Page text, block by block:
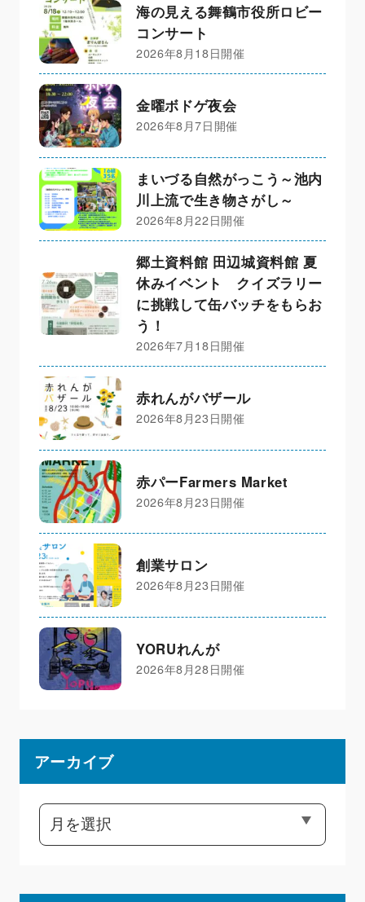
海の見える舞鶴市役所ロビー
コンサート
2026年8月18日開催
金曜ボドゲ夜会
2026年8月7日開催
まいづる自然がっこう～池内
川上流で生き物さがし～
2026年8月22日開催
郷土資料館 田辺城資料館 夏
休みイベント クイズラリー
に挑戦して缶バッチをもらお
う！
2026年7月18日開催
赤れんがバザール
2026年8月23日開催
赤パーFarmers Market
2026年8月23日開催
創業サロン
2026年8月23日開催
YORUれんが
2026年8月28日開催
アーカイブ